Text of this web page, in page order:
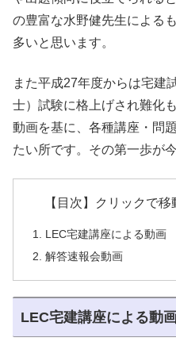
の豊富な水野健先生による
多いと思います。
また平成27年度からは宅建
士）試験に格上げされ難化
動画を基に、各種講座・問
たい所です。その第一歩が
【目次】クリックで
LEC宅建講座による動画
解答速報会動画
LEC宅建講座による動